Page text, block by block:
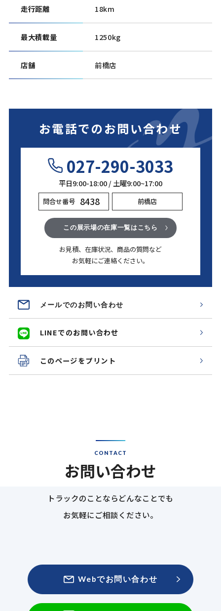
走行距離 18km
最大積載量 1250kg
店舗 前橋店
お電話でのお問い合わせ
027-290-3033
平日9:00-18:00 / 土曜9:00~17:00
問合せ番号 8438 前橋店
この展示場の在庫一覧はこちら
お見積、在庫状況、商品の質問など
お気軽にご連絡ください。
メールでのお問い合わせ
LINEでのお問い合わせ
このページをプリント
CONTACT
お問い合わせ
トラックのことならどんなことでも
お気軽にご相談ください。
Webでお問い合わせ